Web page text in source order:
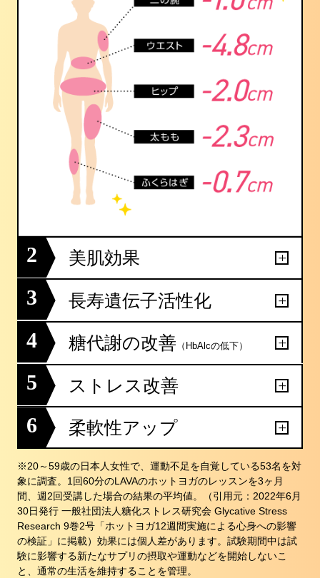
2 美肌効果
3 長寿遺伝子活性化
4 糖代謝の改善 （HbAlcの低下）
5 ストレス改善
6 柔軟性アップ
※20～59歳の日本人女性で、運動不足を自覚している53名を対
象に調査。1回60分のLAVAのホットヨガのレッスンを3ヶ月
間、週2回受講した場合の結果の平均値。（引用元：2022年6月
30日発行 一般社団法人糖化ストレス研究会 Glycative Stress
Research 9巻2号「ホットヨガ12週間実施による心身への影響
の検証」に掲載）効果には個人差があります。試験期間中は試
験に影響する新たなサプリの摂取や運動などを開始しないこ
と、通常の生活を維持することを管理。